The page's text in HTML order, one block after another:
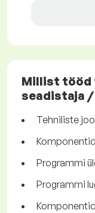
Millist tööd
seadistaja
Tehniliste
Programmi
Programmi